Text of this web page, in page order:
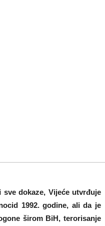
dokaze, Vijeće utvrđuje
1992. godine, ali da je
širom BiH, terorisanje